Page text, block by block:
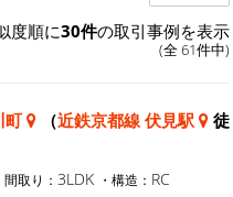
度順に30件の取引事例を表示
(全 61件中)
町 （近鉄京都線 伏見駅
徒
間取り： 3LDK ・構造： RC